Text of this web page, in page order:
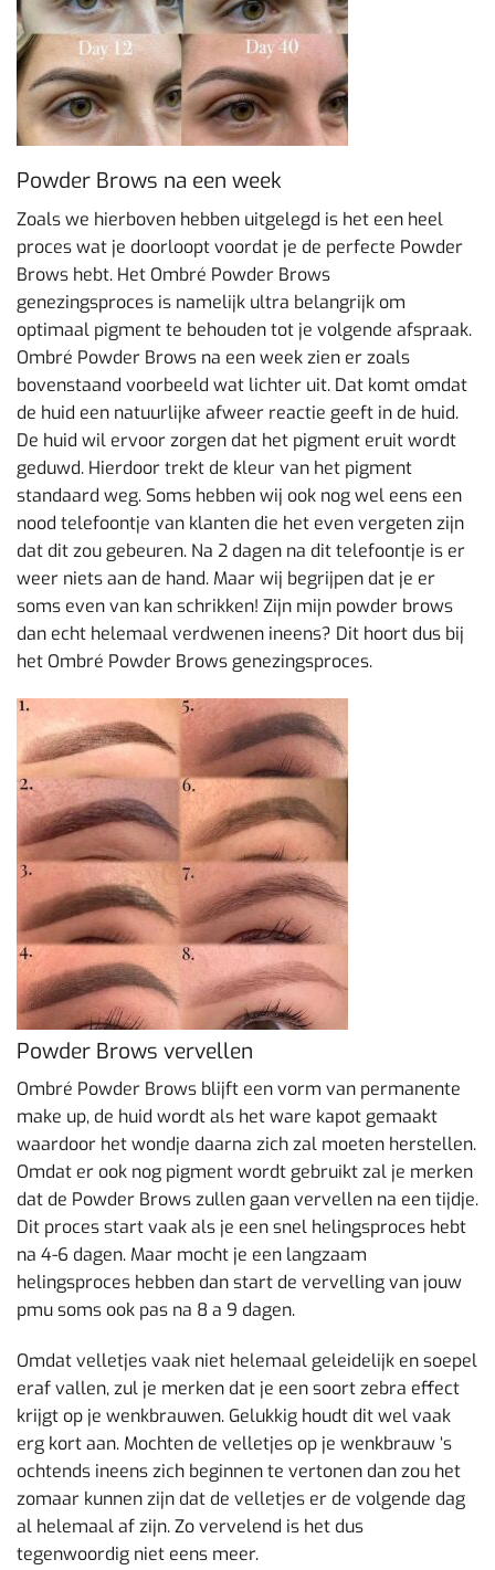
Powder Brows na een week
Zoals we hierboven hebben uitgelegd is het een heel
proces wat je doorloopt voordat je de perfecte Powder
Brows hebt. Het Ombré Powder Brows
genezingsproces is namelijk ultra belangrijk om
optimaal pigment te behouden tot je volgende afspraak.
Ombré Powder Brows na een week zien er zoals
bovenstaand voorbeeld wat lichter uit. Dat komt omdat
de huid een natuurlijke afweer reactie geeft in de huid.
De huid wil ervoor zorgen dat het pigment eruit wordt
geduwd. Hierdoor trekt de kleur van het pigment
standaard weg. Soms hebben wij ook nog wel eens een
nood telefoontje van klanten die het even vergeten zijn
dat dit zou gebeuren. Na 2 dagen na dit telefoontje is er
weer niets aan de hand. Maar wij begrijpen dat je er
soms even van kan schrikken! Zijn mijn powder brows
dan echt helemaal verdwenen ineens? Dit hoort dus bij
het Ombré Powder Brows genezingsproces.
Powder Brows vervellen
Ombré Powder Brows blijft een vorm van permanente
make up, de huid wordt als het ware kapot gemaakt
waardoor het wondje daarna zich zal moeten herstellen.
Omdat er ook nog pigment wordt gebruikt zal je merken
dat de Powder Brows zullen gaan vervellen na een tijdje.
Dit proces start vaak als je een snel helingsproces hebt
na 4-6 dagen. Maar mocht je een langzaam
helingsproces hebben dan start de vervelling van jouw
pmu soms ook pas na 8 a 9 dagen.
Omdat velletjes vaak niet helemaal geleidelijk en soepel
eraf vallen, zul je merken dat je een soort zebra effect
krijgt op je wenkbrauwen. Gelukkig houdt dit wel vaak
erg kort aan. Mochten de velletjes op je wenkbrauw ‘s
ochtends ineens zich beginnen te vertonen dan zou het
zomaar kunnen zijn dat de velletjes er de volgende dag
al helemaal af zijn. Zo vervelend is het dus
tegenwoordig niet eens meer.